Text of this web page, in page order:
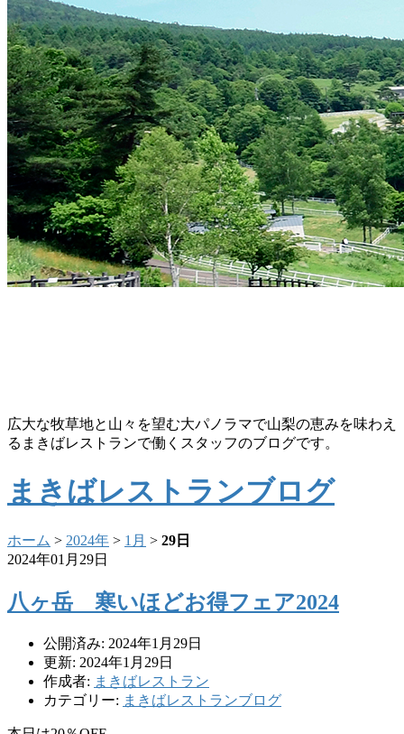
広大な牧草地と山々を望む大パノラマで山梨の恵みを味わえ
るまきばレストランで働くスタッフのブログです。
まきばレストランブログ
ホーム > 2024年 > 1月 > 29日
2024年01月29日
八ヶ岳 寒いほどお得フェア2024
公開済み: 2024年1月29日
更新: 2024年1月29日
作成者: まきばレストラン
カテゴリー: まきばレストランブログ